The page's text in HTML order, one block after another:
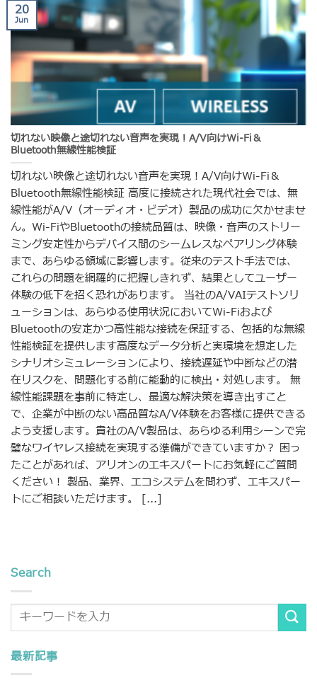
切れない映像と途切れない音声を実現！A/V向けWi-Fi＆
Bluetooth無線性能検証
切れない映像と途切れない音声を実現！A/V向けWi-Fi＆
Bluetooth無線性能検証 高度に接続された現代社会では、無
線性能がA/V（オーディオ・ビデオ）製品の成功に欠かせませ
ん。Wi-FiやBluetoothの接続品質は、映像・音声のストリー
ミング安定性からデバイス間のシームレスなペアリング体験
まで、あらゆる領域に影響します。従来のテスト手法では、
これらの問題を網羅的に把握しきれず、結果としてユーザー
体験の低下を招く恐れがあります。 当社のA/VAIテストソリ
ューションは、あらゆる使用状況においてWi-Fiおよび
Bluetoothの安定かつ高性能な接続を保証する、包括的な無線
性能検証を提供します高度なデータ分析と実環境を想定した
シナリオシミュレーションにより、接続遅延や中断などの潜
在リスクを、問題化する前に能動的に検出・対処します。 無
線性能課題を事前に特定し、最適な解決策を導き出すこと
で、企業が中断のない高品質なA/V体験をお客様に提供できる
よう支援します。貴社のA/V製品は、あらゆる利用シーンで完
璧なワイヤレス接続を実現する準備ができていますか？ 困っ
たことがあれば、アリオンのエキスパートにお気軽にご質問
ください！ 製品、業界、エコシステムを問わず、エキスパー
トにご相談いただけます。 [...]
20
Jun
Search
最新記事